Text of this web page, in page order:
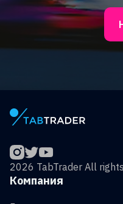
2026 TabTrader All
Компания